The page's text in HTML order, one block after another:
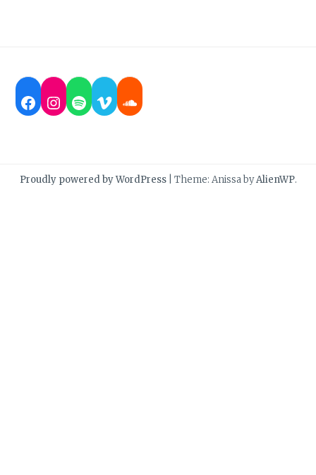
Facebook
Instagram
Spotify
VimeoSoundcloud
Proudly powered by WordPress Theme: Anissa byAlienWP.